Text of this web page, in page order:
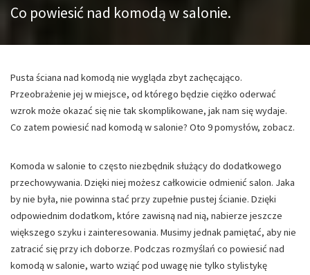
Co powiesić nad komodą w salonie.
Pusta ściana nad komodą nie wygląda zbyt zachęcająco.
Przeobrażenie jej w miejsce, od którego będzie ciężko oderwać
wzrok może okazać się nie tak skomplikowane, jak nam się wydaje.
Co zatem powiesić nad komodą w salonie? Oto 9 pomysłów, zobacz.
Komoda w salonie to często niezbędnik służący do dodatkowego
przechowywania. Dzięki niej możesz całkowicie odmienić salon. Jaka
by nie była, nie powinna stać przy zupełnie pustej ścianie. Dzięki
odpowiednim dodatkom, które zawisną nad nią, nabierze jeszcze
większego szyku i zainteresowania. Musimy jednak pamiętać, aby nie
zatracić się przy ich doborze. Podczas rozmyślań co powiesić nad
komodą w salonie, warto wziąć pod uwagę nie tylko stylistykę